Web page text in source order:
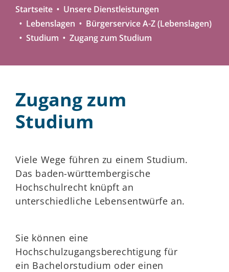
Startseite
Unsere Dienstleistungen
Lebenslagen
Bürgerservice A-Z (Lebenslagen)
Studium
Zugang zum Studium
Zugang zum
Studium
Viele Wege führen zu einem Studium.
Das baden-württembergische
Hochschulrecht knüpft an
unterschiedliche Lebensentwürfe an.
Sie können eine
Hochschulzugangsberechtigung für
ein Bachelorstudium oder einen